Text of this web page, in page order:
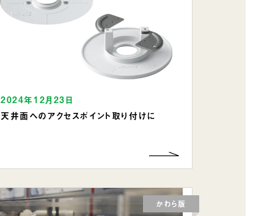
2024年12月23日
天井面へのアクセスポイント取り付けに
かわら版